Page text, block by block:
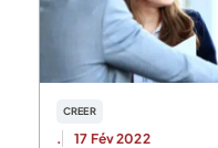
CREER
. 17 Fév 2022